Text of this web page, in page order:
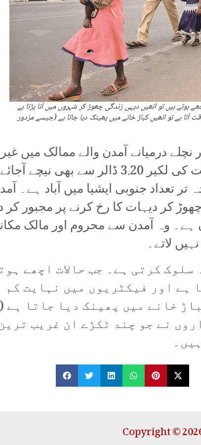
ہیں تو انھیں دیہی زندگی چھوڑ کر شہروں میں آنا پڑتا ہے
آتا ہے تو انھیں کباڑ خانے میں پھینک دیا جاتا ہے (جیسے مزدور
درمیانے آمدن والے ممالک
کی اوسط آمدن عالمی بینک کی خط غربت کی
تعداد جنوبی ایشیا میں آباد ہے۔
کر دیہات کا رخ کرنے پر مجبور
وہ آمدن سے محروم اور مالک
لاتے۔
کرتی ہے۔ جب حالات اچھے
ہے اور فیکٹریوں میں نہایت
خانے میں پھینک دیا جاتا ہے
نے جو چند ٹکڑے ان غریب